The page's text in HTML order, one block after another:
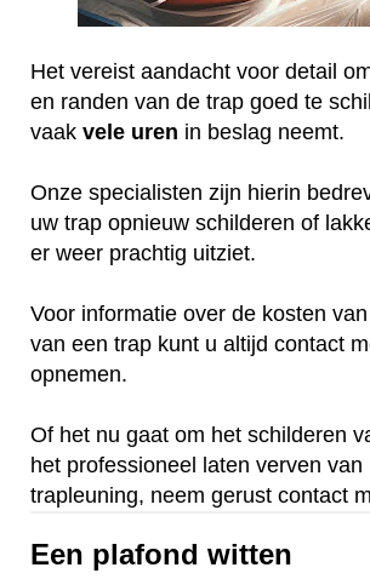
Het vereist aandacht voor detail
en randen van de trap goed te
vaak vele uren in beslag neemt.
Onze specialisten zijn hierin
uw trap opnieuw schilderen of
er weer prachtig uitziet.
Voor informatie over de kosten
van een trap kunt u altijd contact
opnemen.
Of het nu gaat om het schilderen
het professioneel laten verven van
trapleuning, neem gerust contact
Een plafond witten